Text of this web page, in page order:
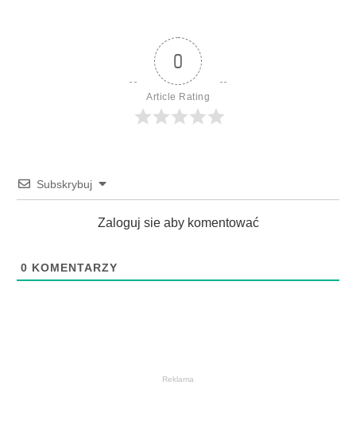
0
Article Rating
Subskrybuj
Zaloguj sie aby komentować
0 KOMENTARZY
Reklama